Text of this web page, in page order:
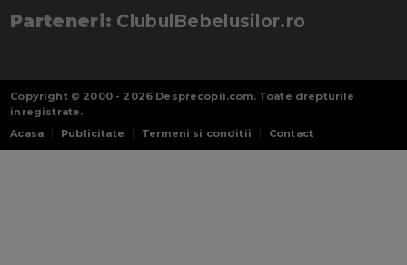
Parteneri: ClubulBebelusilor.ro
Copyright © 2000 - 2026 Desprecopii.com. Toate drepturile
inregistrate.
Acasa
Publicitate Termeni si conditii Contact